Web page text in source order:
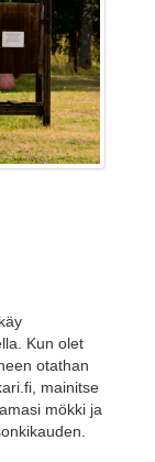
Kun olet
otathan
mainitse
mökki ja